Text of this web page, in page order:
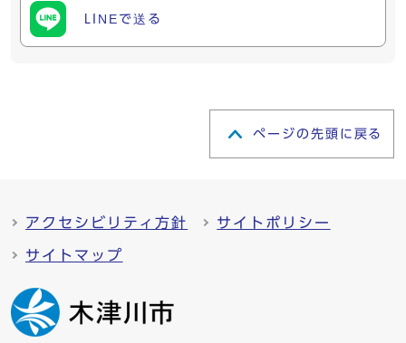
LINEで送る
ページの先頭に戻る
アクセシビリティ方針 サイトポリシー
サイトマップ